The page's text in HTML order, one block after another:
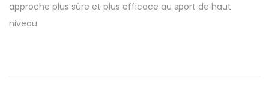
approche plus sûre et plus efficace au sport de haut
niveau.